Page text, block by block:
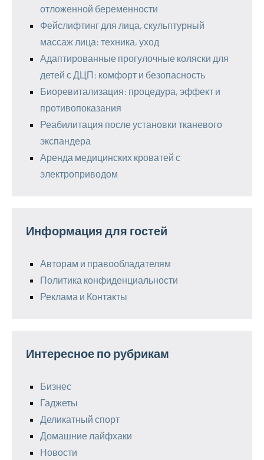
отложенной беременности
Фейслифтинг для лица, скульптурный
массаж лица: техника, уход
Адаптированные прогулочные коляски для
детей с ДЦП: комфорт и безопасность
Биоревитализация: процедура, эффект и
противопоказания
Реабилитация после установки тканевого
экспандера
Аренда медицинских кроватей с
электроприводом
Информация для гостей
Авторам и правообладателям
Политика конфиденциальности
Реклама и Контакты
Интересное по рубрикам
Бизнес
Гаджеты
Деликатный спорт
Домашние лайфхаки
Новости